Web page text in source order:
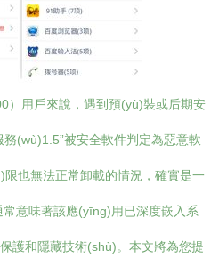
）用戶來說，遇到預(yù)裝或后期安
(wù)1.5”被安全軟件判定為惡意軟
也無法正常卸載的情況，確實是一
意味著該應(yīng)用已深度嵌入系
護和隱藏技術(shù)。本文將為您提